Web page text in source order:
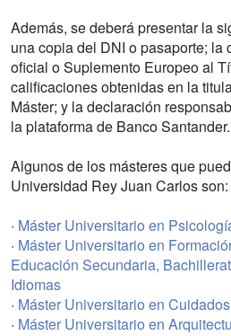
Además, se deberá presentar la
una copia del DNI o pasaporte; la
oficial o Suplemento Europeo al
calificaciones obtenidas en la
Máster; y la declaración
la plataforma de Banco Santander.
Algunos de los másteres que
Universidad Rey Juan Carlos son:
· Máster Universitario en
· Máster Universitario en
Educación Secundaria,
Idiomas
· Máster Universitario en
· Máster Universitario en